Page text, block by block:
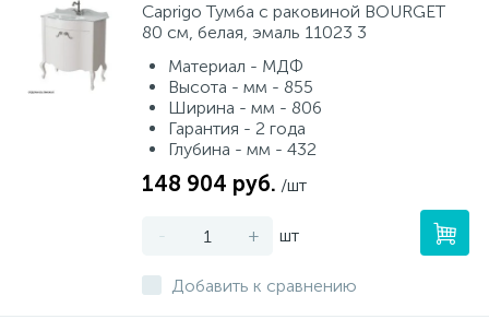
Caprigo Тумба с раковиной BOURGET
80 см, белая, эмаль 11023 3
Материал - МДФ
Высота - мм - 855
Ширина - мм - 806
Гарантия - 2 года
Глубина - мм - 432
148 904 руб. /шт
- + шт
Добавить к сравнению
Аксессуары для ванной
Системы контроля протечки воды